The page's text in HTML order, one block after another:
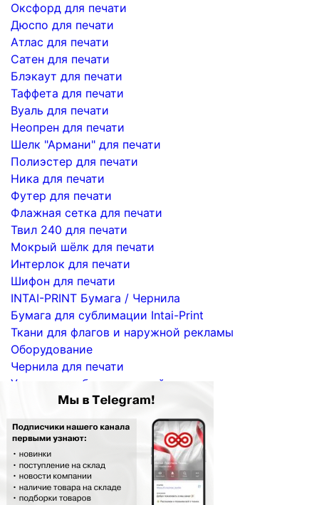
Оксфорд для печати
Дюспо для печати
Атлас для печати
Сатен для печати
Блэкаут для печати
Таффета для печати
Вуаль для печати
Неопрен для печати
Шелк "Армани" для печати
Полиэстер для печати
Ника для печати
Футер для печати
Флажная сетка для печати
Твил 240 для печати
Мокрый шёлк для печати
Интерлок для печати
Шифон для печати
INTAI-PRINT Бумага / Чернила
Бумага для сублимации Intai-Print
Ткани для флагов и наружной рекламы
Оборудование
Чернила для печати
Услуги по сублимационной печати